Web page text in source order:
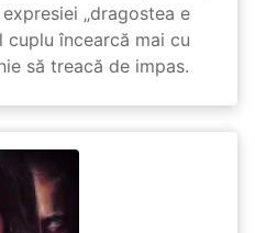
„dragostea e
cuplu încearcă mai cu
să treacă de impas.